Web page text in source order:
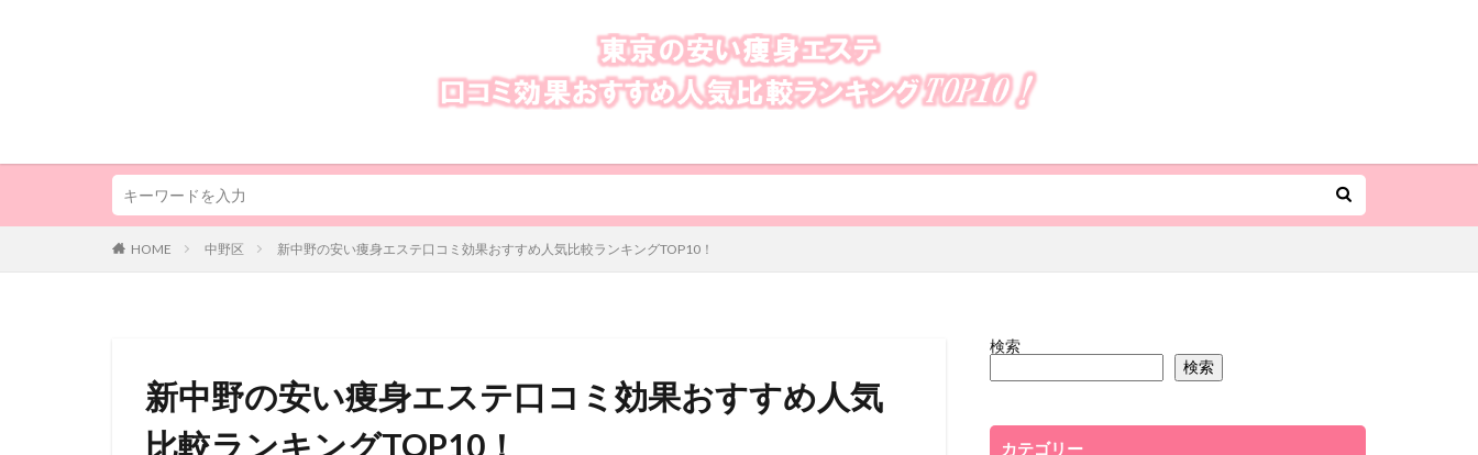
HOME 中野区 新中野の安い痩身エステ口コミ効果おすすめ人気比較ランキングTOP10！
新中野の安い痩身エステ口コミ効果おすすめ人気
比較ランキングTOP10！
検索
検索
カテゴリー